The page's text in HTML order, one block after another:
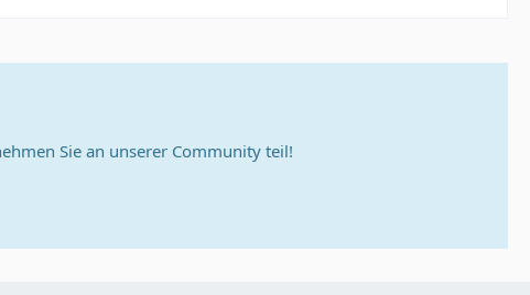
Sie an unserer Community teil!